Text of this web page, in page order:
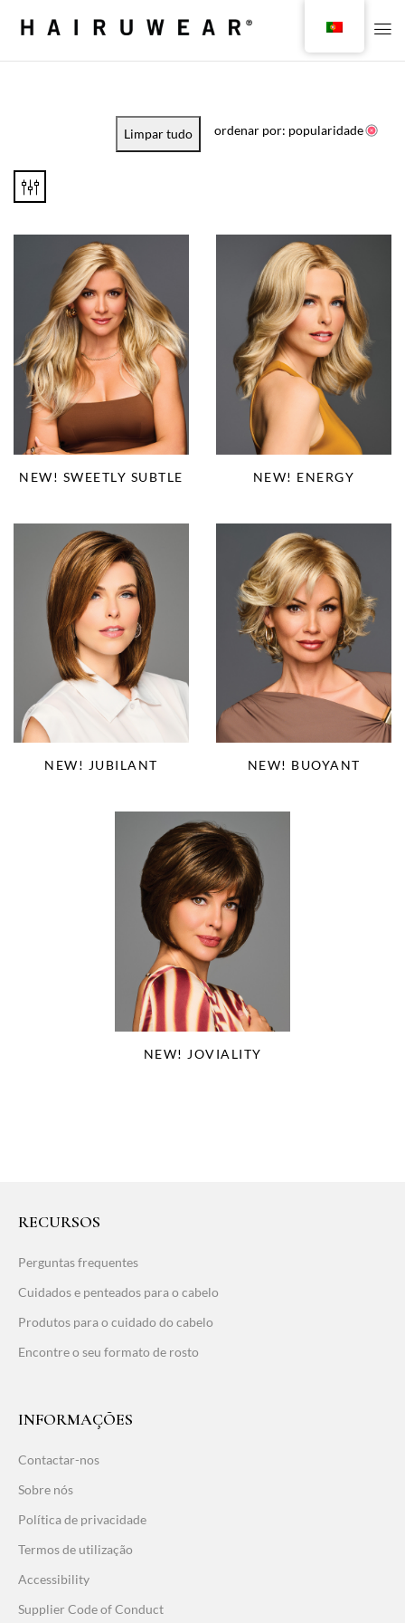
Limpar tudo ordenar por: popularidade
NEW! SWEETLY SUBTLE NEW! ENERGY
NEW! JUBILANT NEW! BUOYANT
NEW! JOVIALITY
RECURSOS
Perguntas frequentes
Cuidados e penteados para o cabelo
Produtos para o cuidado do cabelo
Encontre o seu formato de rosto
INFORMAÇÕES
Contactar-nos
Sobre nós
Política de privacidade
Termos de utilização
Accessibility
Supplier Code of Conduct